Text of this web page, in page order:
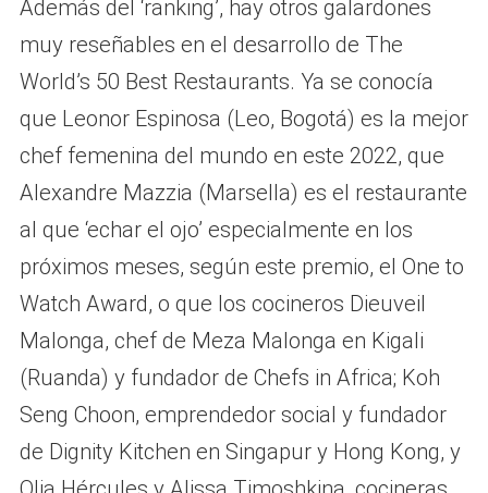
Además del ‘ranking’, hay otros galardones
muy reseñables en el desarrollo de The
World’s 50 Best Restaurants. Ya se conocía
que Leonor Espinosa (Leo, Bogotá) es la mejor
chef femenina del mundo en este 2022, que
Alexandre Mazzia (Marsella) es el restaurante
al que ‘echar el ojo’ especialmente en los
próximos meses, según este premio, el One to
Watch Award, o que los cocineros Dieuveil
Malonga, chef de Meza Malonga en Kigali
(Ruanda) y fundador de Chefs in Africa; Koh
Seng Choon, emprendedor social y fundador
de Dignity Kitchen en Singapur y Hong Kong, y